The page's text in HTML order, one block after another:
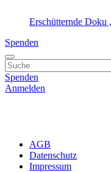
Erschütternde
Spenden
Spenden
Anmelden
AGB
Datenschutz
Impressum